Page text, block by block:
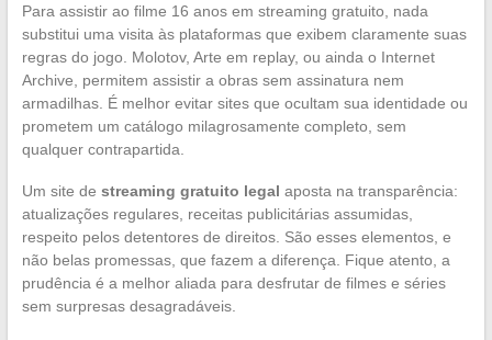
Para assistir ao filme 16 anos em streaming gratuito, nada
substitui uma visita às plataformas que exibem claramente suas
regras do jogo. Molotov, Arte em replay, ou ainda o Internet
Archive, permitem assistir a obras sem assinatura nem
armadilhas. É melhor evitar sites que ocultam sua identidade ou
prometem um catálogo milagrosamente completo, sem
qualquer contrapartida.
Um site de streaming gratuito legal aposta na transparência:
atualizações regulares, receitas publicitárias assumidas,
respeito pelos detentores de direitos. São esses elementos, e
não belas promessas, que fazem a diferença. Fique atento, a
prudência é a melhor aliada para desfrutar de filmes e séries
sem surpresas desagradáveis.